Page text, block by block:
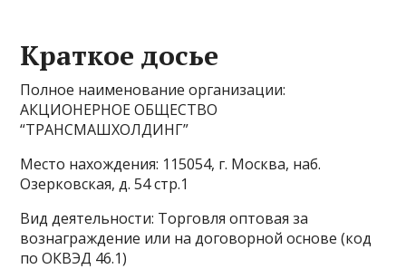
Краткое досье
Полное наименование организации:
АКЦИОНЕРНОЕ ОБЩЕСТВО
“ТРАНСМАШХОЛДИНГ”
Место нахождения: 115054, г. Москва, наб.
Озерковская, д. 54 стр.1
Вид деятельности: Торговля оптовая за
вознаграждение или на договорной основе (код
по ОКВЭД 46.1)